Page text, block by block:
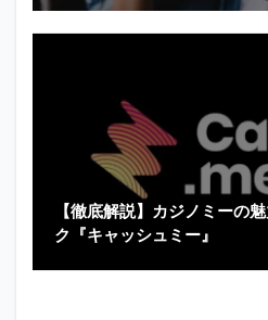
【徹底解説】カジノミーの
ク『キャッシュミー』